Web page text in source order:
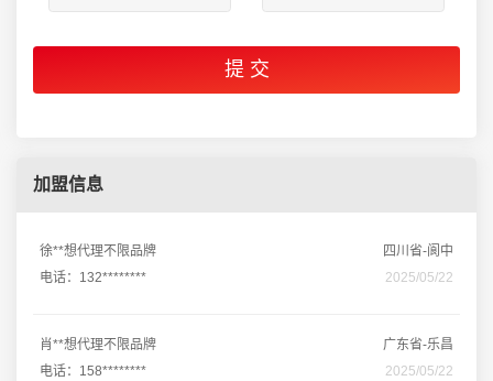
加盟信息
徐**想代理不限品牌
四川省-阆中
电话：132********
2025/05/22
肖**想代理不限品牌
广东省-乐昌
电话：158********
2025/05/22